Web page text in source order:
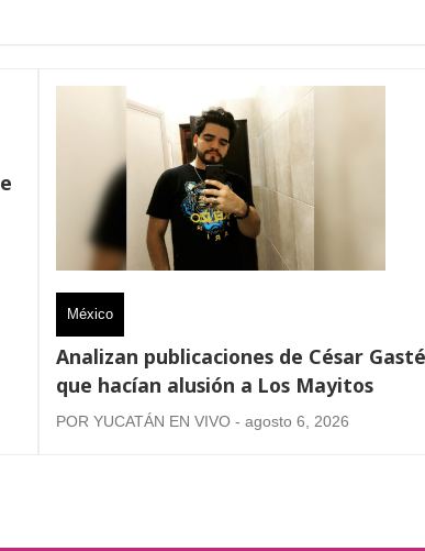
México
Analizan publicaciones de César
que hacían alusión a Los Mayitos
POR YUCATÁN EN VIVO - agosto 6, 2026